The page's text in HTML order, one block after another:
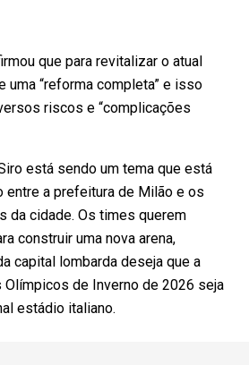
que para revitalizar o atual
uma “reforma completa” e isso
riscos e “complicações
está sendo um tema que está
entre a prefeitura de Milão e os
da cidade. Os times querem
construir uma nova arena,
capital lombarda deseja que a
de Inverno de 2026 seja
estádio italiano.